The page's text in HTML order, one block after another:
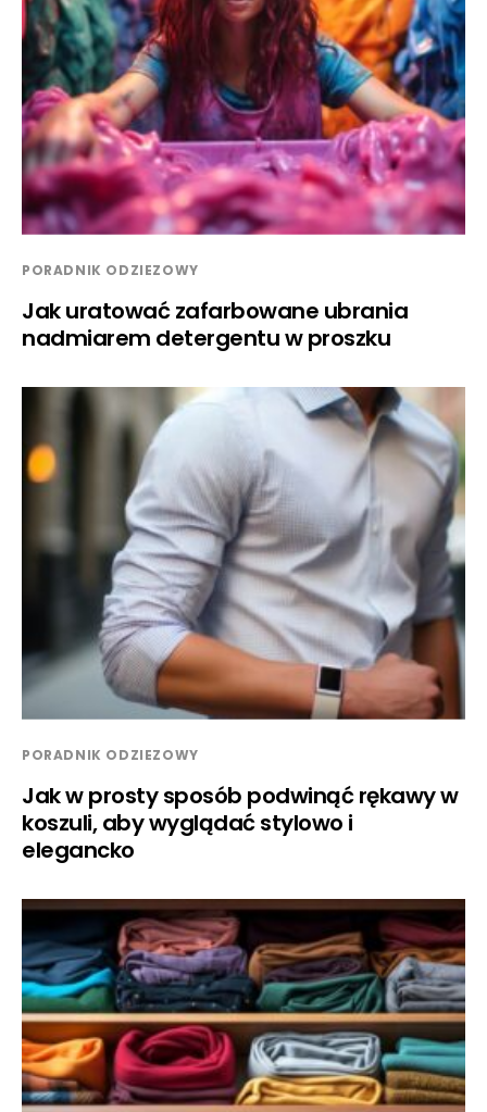
PORADNIK ODZIEZOWY
Jak uratować zafarbowane ubrania
nadmiarem detergentu w proszku
PORADNIK ODZIEZOWY
Jak w prosty sposób podwinąć rękawy w
koszuli, aby wyglądać stylowo i
elegancko